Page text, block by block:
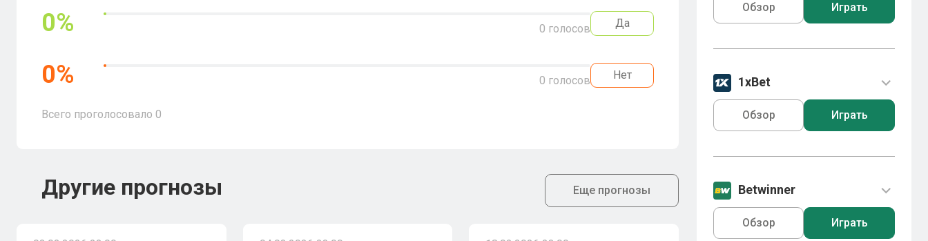
0% 0 голосов Да
0% 0 голосов Нет
Всего проголосовало 0
Другие прогнозы Еще прогнозы
Обзор Играть
1xBet
Обзор Играть
Betwinner
Обзор Играть